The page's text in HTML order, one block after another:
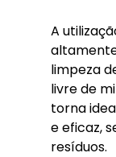
A
limpeza
livre de
torna
e eficaz,
resíduos.